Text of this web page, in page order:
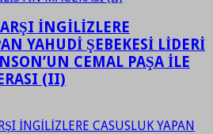
İNGİLİZLERE
YAHUDİ ŞEBEKESİ LİDERİ
CEMAL PAŞA İLE
(II)